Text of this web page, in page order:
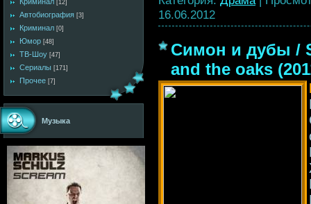
[12]
Автобиография [3]
Криминал [0]
Юмор [48]
ТВ-Шоу [47]
Сериалы [171]
Прочее [7]
Музыка
16.06.2012
Симон и дубы /
and the oaks